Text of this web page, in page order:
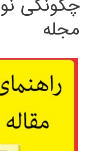
چگونگی
مجله